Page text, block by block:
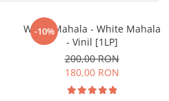
-10%
White Mahala - White Mahala
- Vinil [1LP]
200,00 RON
180,00 RON